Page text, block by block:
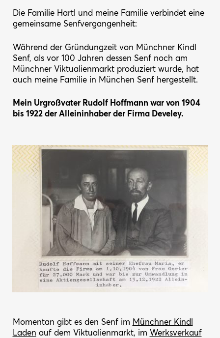
Die Familie Hartl und meine Familie verbindet eine
gemeinsame Senfvergangenheit:
Während der Gründungzeit von Münchner Kindl
Senf, als vor 100 Jahren dessen Senf noch am
Münchner Viktualienmarkt produziert wurde, hat
auch meine Familie in München Senf hergestellt.
Mein Urgroßvater Rudolf Hoffmann war von 1904
bis 1922 der Alleininhaber der Firma Develey.
Momentan gibt es den Senf im Münchner Kindl
Laden auf dem Viktualienmarkt, im Werksverkauf